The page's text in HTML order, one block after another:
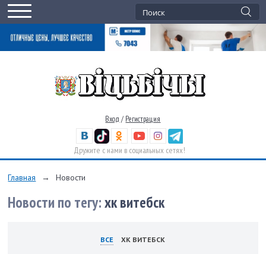
Вход / Регистрация
Дружите с нами в социальных сетях!
Главная → Новости
Новости по тегу:хк витебск
ВСЕ ХК ВИТЕБСК